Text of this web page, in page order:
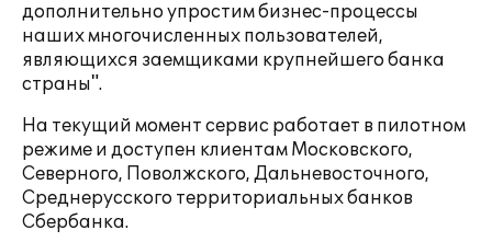
дополнительно упростим бизнес-процессы
наших многочисленных пользователей,
являющихся заемщиками крупнейшего банка
страны".
На текущий момент сервис работает в пилотном
режиме и доступен клиентам Московского,
Северного, Поволжского, Дальневосточного,
Среднерусского территориальных банков
Сбербанка.